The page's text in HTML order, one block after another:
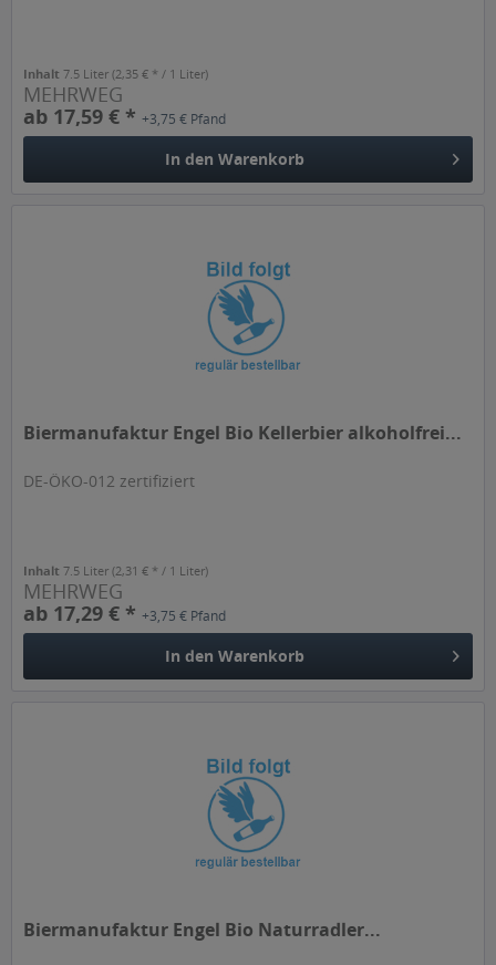
Inhalt7.5 Liter(2,35 € * / 1 Liter)
MEHRWEG
ab 17,59 € *+3,75 € Pfand
In den Warenkorb
Biermanufaktur Engel Bio Kellerbier alkoholfrei...
DE-ÖKO-012 zertifiziert
Inhalt7.5 Liter(2,31 € * / 1 Liter)
MEHRWEG
ab 17,29 € *+3,75 € Pfand
In den Warenkorb
Biermanufaktur Engel Bio Naturradler...